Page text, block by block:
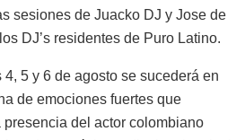
sesiones de Juacko DJ y Jose de
DJ’s residentes de Puro Latino.
5 y 6 de agosto se sucederá en
de emociones fuertes que
del actor colombiano